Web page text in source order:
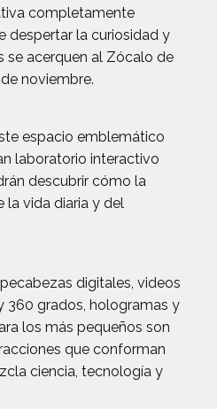
completamente
despertar la curiosidad y
se acerquen al Zócalo de
noviembre.
espacio emblemático
laboratorio interactivo
descubrir cómo la
la vida diaria y del
digitales, videos
360 grados, hologramas y
los más pequeños son
que conforman
ciencia, tecnología y